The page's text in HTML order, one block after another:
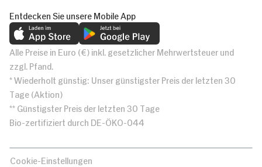
Entdecken Sie unsere Mobile App
Alle Preise in Euro (€) inkl. gesetzlicher Mehrwertsteuer und
zzgl. Pfand.
* Wiederholt günstig: Unser günstigster Preis der letzten 30
Tage (Aktion)
** Günstigster Preis der letzten 30 Tage
Bio-zertifiziert durch DE-ÖKO-044
Cookie-Einstellungen